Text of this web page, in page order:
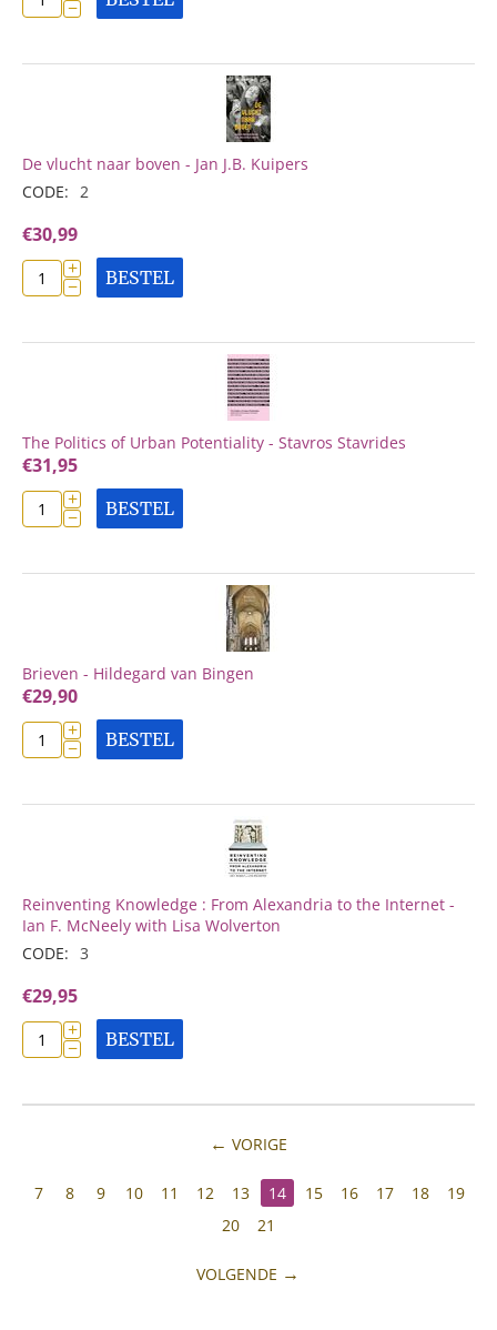
−
De vlucht naar boven - Jan J.B. Kuipers
CODE: 2
€30,99
+
− BESTEL
The Politics of Urban Potentiality - Stavros Stavrides
€31,95
+
− BESTEL
Brieven - Hildegard van Bingen
€29,90
+
− BESTEL
Reinventing Knowledge : From Alexandria to the Internet -
Ian F. McNeely with Lisa Wolverton
CODE: 3
€29,95
+
− BESTEL
VORIGE
7 8 9 10 11 12 13 14 15 16 17 18
19
20
21
VOLGENDE